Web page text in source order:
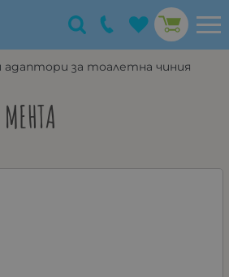
адаптори за тоалетна чиния
МЕНТА